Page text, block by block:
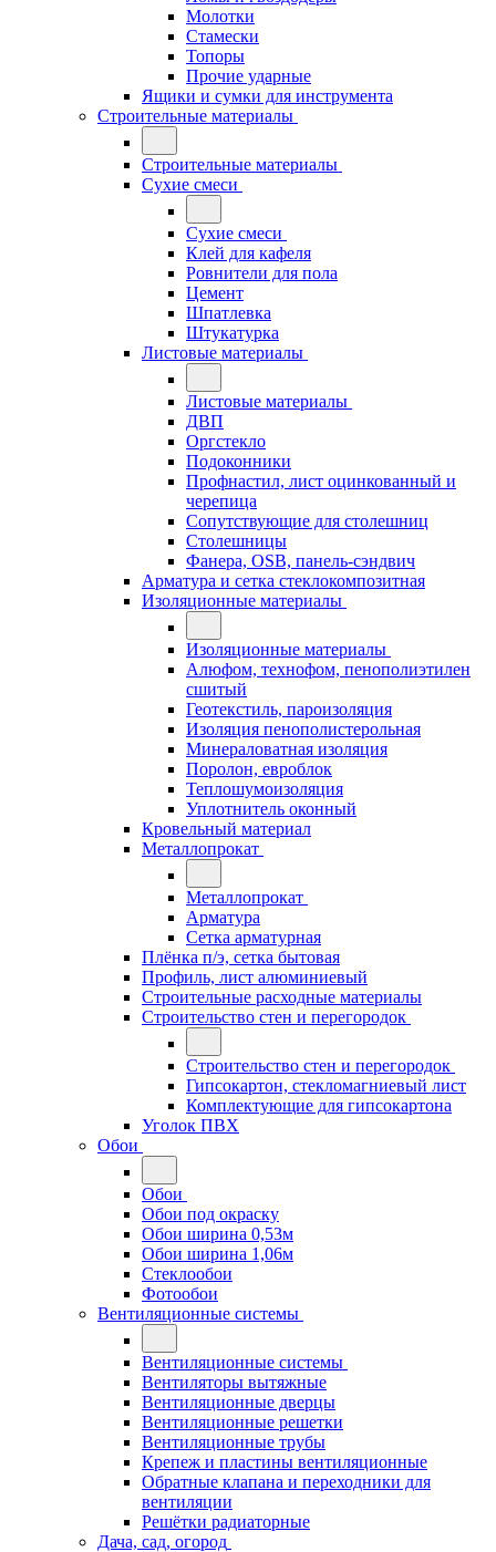
Молотки
Стамески
Топоры
Прочие ударные
Ящики и сумки для инструмента
Строительные материалы
Строительные материалы
Сухие смеси
Сухие смеси
Клей для кафеля
Ровнители для пола
Цемент
Шпатлевка
Штукатурка
Листовые материалы
Листовые материалы
ДВП
Оргстекло
Подоконники
Профнастил, лист оцинкованный и
черепица
Сопутствующие для столешниц
Столешницы
Фанера, OSB, панель-сэндвич
Арматура и сетка стеклокомпозитная
Изоляционные материалы
Изоляционные материалы
Алюфом, технофом, пенополиэтилен
сшитый
Геотекстиль, пароизоляция
Изоляция пенополистерольная
Минераловатная изоляция
Поролон, евроблок
Теплошумоизоляция
Уплотнитель оконный
Кровельный материал
Металлопрокат
Металлопрокат
Арматура
Сетка арматурная
Плёнка п/э, сетка бытовая
Профиль, лист алюминиевый
Строительные расходные материалы
Строительство стен и перегородок
Строительство стен и перегородок
Гипсокартон, стекломагниевый лист
Комплектующие для гипсокартона
Уголок ПВХ
Обои
Обои
Обои под окраску
Обои ширина 0,53м
Обои ширина 1,06м
Стеклообои
Фотообои
Вентиляционные системы
Вентиляционные системы
Вентиляторы вытяжные
Вентиляционные дверцы
Вентиляционные решетки
Вентиляционные трубы
Крепеж и пластины вентиляционные
Обратные клапана и переходники для
вентиляции
Решётки радиаторные
Дача, сад, огород